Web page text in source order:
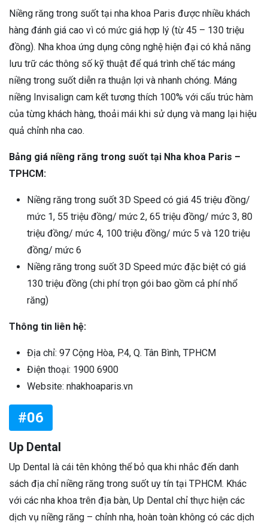
Niềng răng trong suốt tại nha khoa Paris được nhiều khách
hàng đánh giá cao vì có mức giá hợp lý (từ 45 – 130 triệu
đồng). Nha khoa ứng dụng công nghệ hiện đại có khả năng
lưu trữ các thông số kỹ thuật để quá trình chế tác máng
niềng trong suốt diễn ra thuận lợi và nhanh chóng. Máng
niềng Invisalign cam kết tương thích 100% với cấu trúc hàm
của từng khách hàng, thoải mái khi sử dụng và mang lại hiệu
quả chỉnh nha cao.
Bảng giá niềng răng trong suốt tại Nha khoa Paris –
TPHCM:
Niềng răng trong suốt 3D Speed có giá 45 triệu đồng/
mức 1, 55 triệu đồng/ mức 2, 65 triệu đồng/ mức 3, 80
triệu đồng/ mức 4, 100 triệu đồng/ mức 5 và 120 triệu
đồng/ mức 6
Niềng răng trong suốt 3D Speed mức đặc biệt có giá
130 triệu đồng (chi phí trọn gói bao gồm cả phí nhổ
răng)
Thông tin liên hệ:
Địa chỉ: 97 Cộng Hòa, P.4, Q. Tân Bình, TPHCM
Điện thoại: 1900 6900
Website: nhakhoaparis.vn
#06
Up Dental
Up Dental là cái tên không thể bỏ qua khi nhắc đến danh
sách địa chỉ niềng răng trong suốt uy tín tại TPHCM. Khác
với các nha khoa trên địa bàn, Up Dental chỉ thực hiện các
dịch vụ niềng răng – chỉnh nha, hoàn toàn không có các dịch